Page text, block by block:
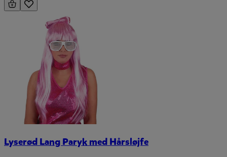
Lyserød Lang Paryk med Hårsløjfe